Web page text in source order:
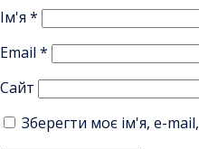
Ім'я *
Email *
Сайт
Зберегти моє ім'я, e-